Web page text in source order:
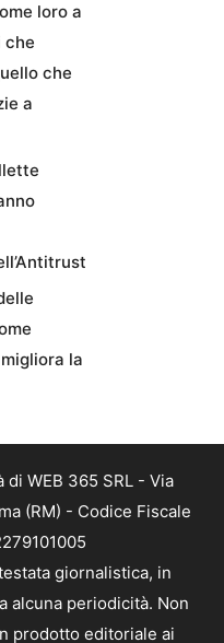
loro a
che
che
a
la
WEB 365 SRL - Via
(RM) - Codice Fiscale
giornalistica, in
alcuna periodicità. Non
prodotto editoriale ai